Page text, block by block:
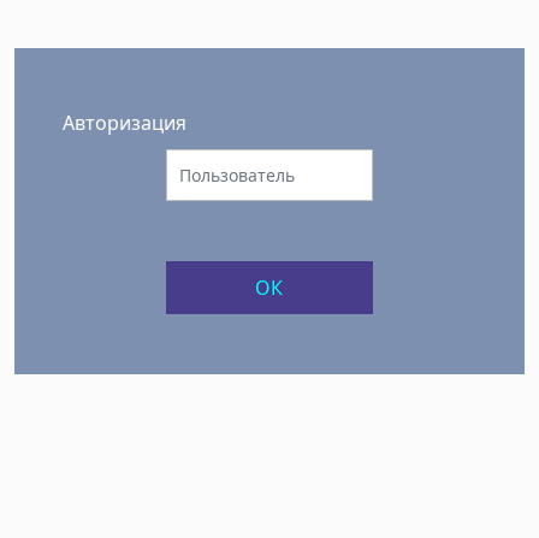
Авторизация
ОК